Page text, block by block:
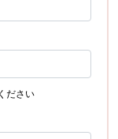
ださい